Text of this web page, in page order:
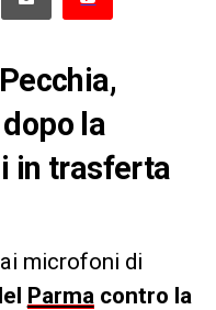
la
in trasferta
microfoni di
Parma contro la